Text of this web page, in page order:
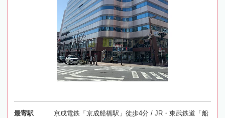
最寄駅
京成電鉄「京成船橋駅」徒歩4分 / JR・東武鉄道「船